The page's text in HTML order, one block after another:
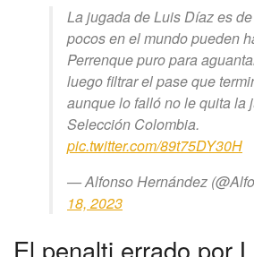
La jugada de Luis Díaz es
pocos en el mundo pueden
Perrenque puro para
luego filtrar el pase que
aunque lo falló no le quita la
Selección Colombia.
pic.twitter.com/89t75DY30H
— Alfonso Hernández
18, 2023
El penalti errado por